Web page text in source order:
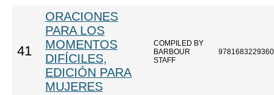
41
ORACIONES
PARA LOS
MOMENTOS
DIFÍCILES,
EDICIÓN PARA
MUJERES
COMPILED BY
BARBOUR
STAFF
9781683229360